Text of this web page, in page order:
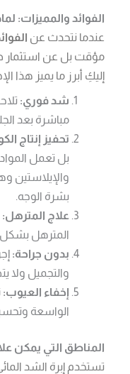
الفوائد والمميزات:
عندما نتحدث عن
مؤقت بل عن
إليكِ أبرز ما يميز هذا
شد فوري:
مباشرة بعد
تحفيز إنتاج
بل تعمل المواد
والإيلاستين
بشرة الوجه.
علاج المترهل:
المترهل
بدون جراحة:
والتجميل ولا
إخفاء العيوب:
الواسعة
المناطق التي يمكن
تستخدم إبرة الشد